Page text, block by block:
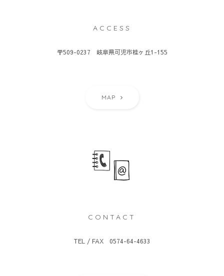
ACCESS
〒509-0237 岐阜県可児市桂ヶ丘1-155
MAP
CONTACT
TEL / FAX 0574-64-4633